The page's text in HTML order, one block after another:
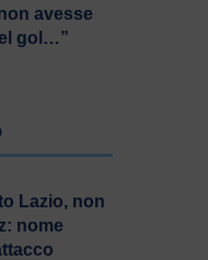
avesse
gol…”
Lazio, non
nome